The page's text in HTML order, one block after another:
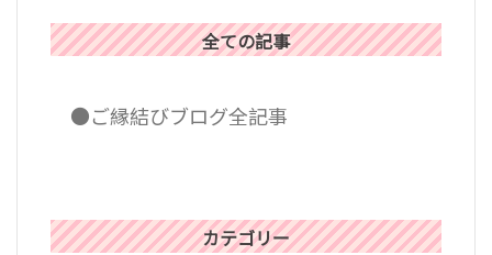
ョ 全ての記事
●ご縁結びブログ全記事
カテゴリー